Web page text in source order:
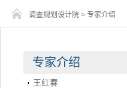
调查规划设计院 > 专家介绍
专家介绍
王红春